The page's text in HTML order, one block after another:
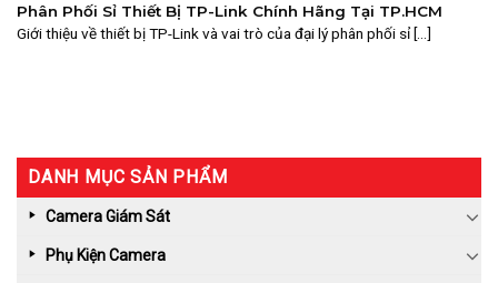
Phân Phối Sỉ Thiết Bị TP-Link Chính Hãng Tại TP.HCM
Giới thiệu về thiết bị TP-Link và vai trò của đại lý phân phối sỉ [...]
DANH MỤC SẢN PHẨM
Camera Giám Sát
Phụ Kiện Camera